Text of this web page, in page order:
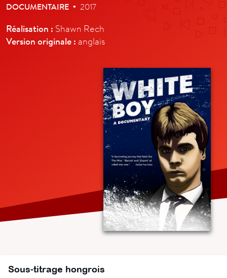
DOCUMENTAIRE • 2017
Réalisation : Shawn Rech
Version originale : anglais
Sous-titrage hongrois